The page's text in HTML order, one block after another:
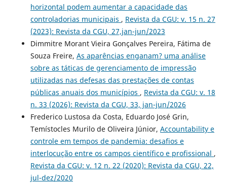
horizontal podem aumentar a capacidade das
controladorias municipais , Revista da CGU: v. 15 n. 27
(2023): Revista da CGU, 27,jan-jun/2023
Dimmitre Morant Vieira Gonçalves Pereira, Fátima de
Souza Freire, As aparências enganam? uma análise
sobre as táticas de gerenciamento de impressão
utilizadas nas defesas das prestações de contas
públicas anuais dos municípios , Revista da CGU: v. 18
n. 33 (2026): Revista da CGU, 33, jan-jun/2026
Frederico Lustosa da Costa, Eduardo José Grin,
Temístocles Murilo de Oliveira Júnior, Accountability e
controle em tempos de pandemia: desafios e
interlocução entre os campos científico e profissional ,
Revista da CGU: v. 12 n. 22 (2020): Revista da CGU, 22,
jul-dez/2020